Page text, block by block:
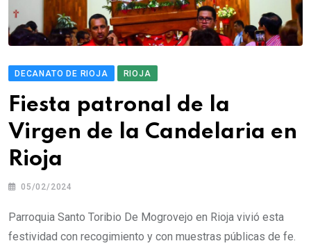
DECANATO DE RIOJA RIOJA
Fiesta patronal de la
Virgen de la Candelaria en
Rioja
05/02/2024
Parroquia Santo Toribio De Mogrovejo en Rioja vivió esta
festividad con recogimiento y con muestras públicas de fe.